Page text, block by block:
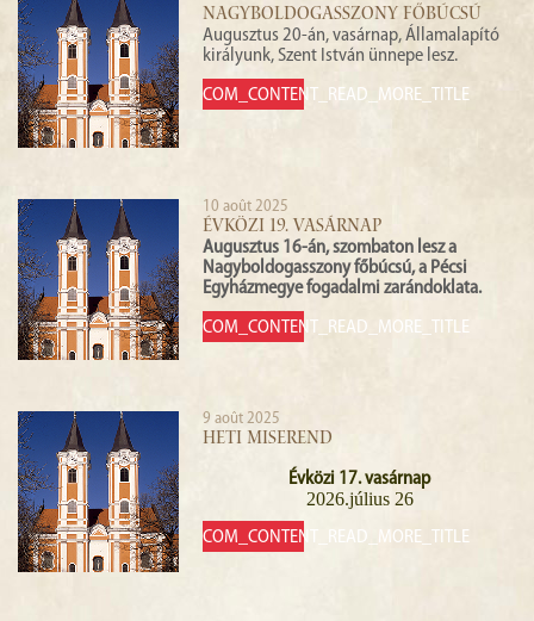
HEURES D’OUVERTURE
HORAIRE DES MESSES
CONTACT
NAGYBOLDOGASSZONY FŐBÚCSÚ
Augusztus 20-án, vasárnap, Államalapító
királyunk, Szent István ünnepe lesz.
COM_CONTENT_READ_MORE_TITLE
10 août 2025
ÉVKÖZI 19. VASÁRNAP
Augusztus 16-án, szombaton lesz a
Nagyboldogasszony főbúcsú, a Pécsi
Egyházmegye fogadalmi zarándoklata.
COM_CONTENT_READ_MORE_TITLE
9 août 2025
HETI MISEREND
Évközi 17. vasárnap
2026.július 26
COM_CONTENT_READ_MORE_TITLE